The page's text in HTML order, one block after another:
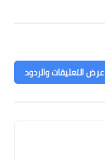
عرض التعليقات والردود